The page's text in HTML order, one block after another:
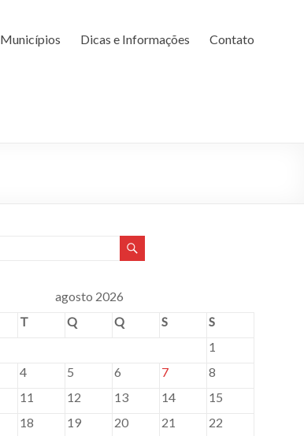
Municípios Dicas e Informações Contato
agosto 2026
T Q Q S
S
1
4 5 6 7
8
11 12 13 14
15
18 19 20 21
22